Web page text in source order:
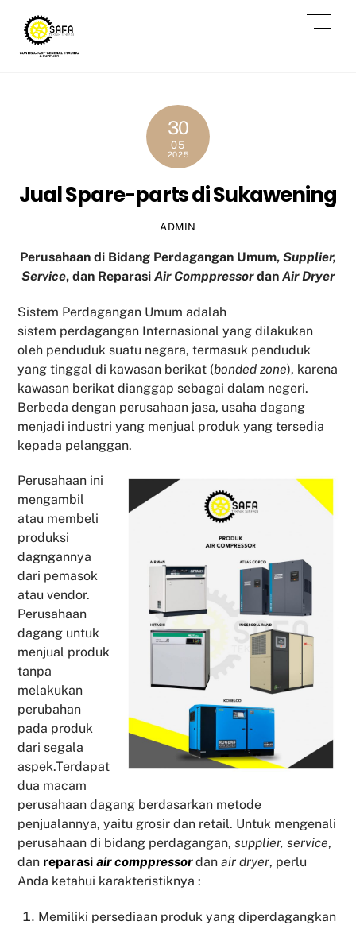
content
30
05
2025
Jual Spare-parts di Sukawening
ADMIN
Perusahaan di Bidang Perdagangan Umum, Supplier,
Service, dan Reparasi Air Comppressordan Air Dryer
Sistem Perdagangan Umum adalah
sistem perdagangan Internasional yang dilakukan
oleh penduduk suatu negara, termasuk penduduk
yang tinggal di kawasan berikat (bonded zone), karena
kawasan berikat dianggap sebagai dalam negeri.
Berbeda dengan perusahaan jasa, usaha dagang
menjadi industri yang menjual produk yang tersedia
kepada pelanggan.
Perusahaan ini
mengambil
atau membeli
produksi
dagngannya
dari pemasok
atau vendor.
Perusahaan
dagang untuk
menjual produk
tanpa
melakukan
perubahan
pada produk
dari segala
aspek.Terdapat
dua macam
perusahaan dagang berdasarkan metode
penjualannya, yaitu grosir dan retail. Untuk mengenali
perusahaan di bidang perdagangan,supplier, service,
dan reparasiair comppressordanair dryer, perlu
Anda ketahui karakteristiknya :
Memiliki persediaan produk yang diperdagangkan